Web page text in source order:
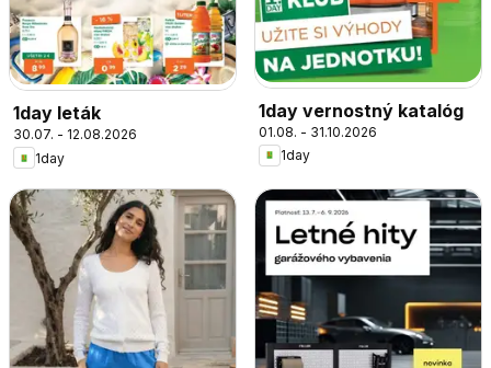
1day leták
30.07. - 12.08.2026
1day
1day vernostný katalóg
01.08. - 31.10.2026
1day